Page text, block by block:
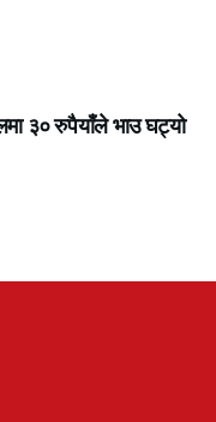
३० रुपैयाँले भाउ घट्यो